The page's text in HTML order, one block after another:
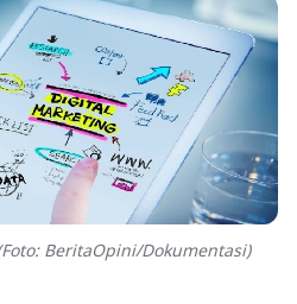
BeritaOpini/Dokumentasi)